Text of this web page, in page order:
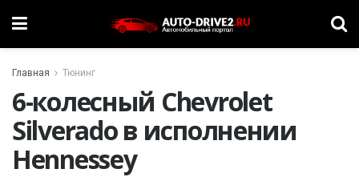
Главная Тюнинг
6-колесный Chevrolet
Silverado в исполнении
Hennessey